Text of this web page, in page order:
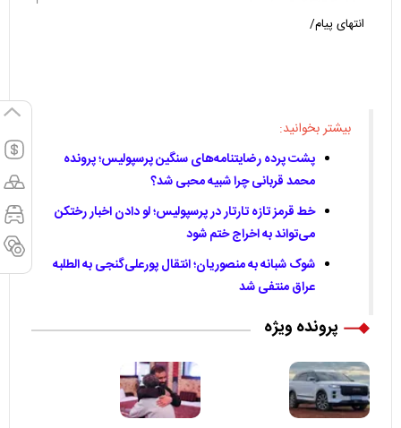
انتهای پیام/
بیشتر بخوانید:
پشت پرده رضایتنامه‌های سنگین پرسپولیس؛ پرونده
محمد قربانی چرا شبیه محبی شد؟
خط قرمز تازه تارتار در پرسپولیس؛ لو دادن اخبار رختکن
می‌تواند به اخراج ختم شود
شوک شبانه به منصوریان؛ انتقال پورعلی‌گنجی به الطلبه
عراق منتفی شد
پرونده ویژه